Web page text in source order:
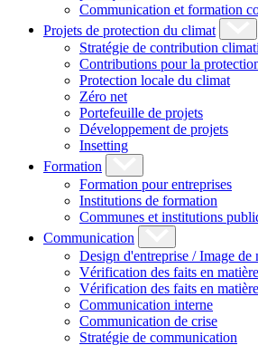
Communication et formation
Projets de protection du climat
Stratégie de contribution
Contributions pour la
Protection locale du climat
Zéro net
Portefeuille de projets
Développement de projets
Insetting
Formation
Formation pour entreprises
Institutions de formation
Communes et institutions
Communication
Design d'entreprise / Image de
Vérification des faits en
Vérification des faits en
Communication interne
Communication de crise
Stratégie de communication